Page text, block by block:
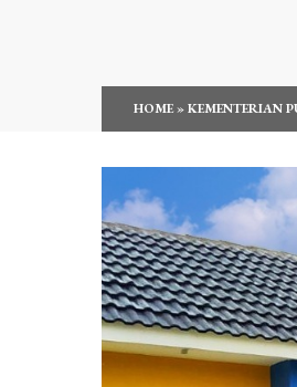
HOME»KEMENTERIAN